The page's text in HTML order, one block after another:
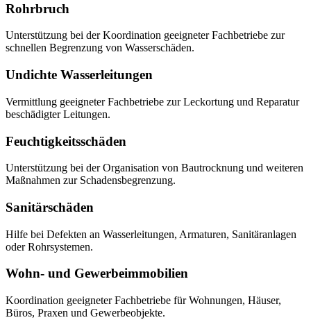
Rohrbruch
Unterstützung bei der Koordination geeigneter Fachbetriebe zur
schnellen Begrenzung von Wasserschäden.
Undichte Wasserleitungen
Vermittlung geeigneter Fachbetriebe zur Leckortung und Reparatur
beschädigter Leitungen.
Feuchtigkeitsschäden
Unterstützung bei der Organisation von Bautrocknung und weiteren
Maßnahmen zur Schadensbegrenzung.
Sanitärschäden
Hilfe bei Defekten an Wasserleitungen, Armaturen, Sanitäranlagen
oder Rohrsystemen.
Wohn- und Gewerbeimmobilien
Koordination geeigneter Fachbetriebe für Wohnungen, Häuser,
Büros, Praxen und Gewerbeobjekte.